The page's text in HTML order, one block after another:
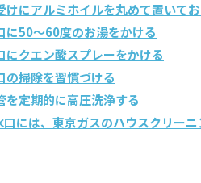
けにアルミホイルを丸めて置いてお
に50～60度のお湯をかける
クエン酸スプレーをかける
の掃除を習慣づける
を定期的に高圧洗浄する
口には、東京ガスのハウスクリーニ